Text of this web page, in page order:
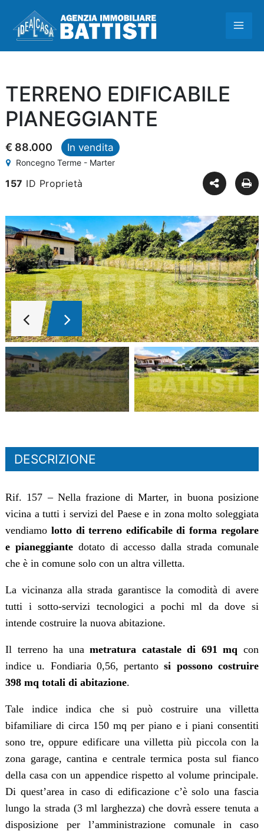
contenuto
TERRENO EDIFICABILE
PIANEGGIANTE
€ 88.000 In vendita
Roncegno Terme - Marter
157 ID Proprietà
DESCRIZIONE
Rif. 157 – Nella frazione di Marter, in buona posizione
vicina a tutti i servizi del Paese e in zona molto soleggiata
vendiamo lotto di terreno edificabile di forma regolare
e pianeggiantedotato di accesso dalla strada comunale
che è in comune solo con un altra villetta.
La vicinanza alla strada garantisce la comodità di avere
tutti i sotto-servizi tecnologici a pochi ml da dove si
intende costruire la nuova abitazione.
Il terreno ha una metratura catastale di 691 mq con
indice u. Fondiaria 0,56, pertanto si possono costruire
398 mq totali di abitazione.
Tale indice indica che si può costruire una villetta
bifamiliare di circa 150 mq per piano e i piani consentiti
sono tre, oppure edificare una villetta più piccola con la
zona garage, cantina e centrale termica posta sul fianco
della casa con un appendice rispetto al volume principale.
Di quest’area in caso di edificazione c’è solo una fascia
lungo la strada (3 ml larghezza) che dovrà essere tenuta a
disposizione per l’amministrazione comunale in caso